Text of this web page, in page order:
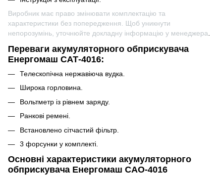
Виробник має право змінювати комплектацію та
характеристики без попередження. Щоб уникнути
непорозумінь, уточнюйте докладну інформацію у менеджера.
Переваги акумуляторного обприскувача
Енергомаш САТ-4016:
Телескопічна нержавіюча вудка.
Широка горловина.
Вольтметр із рівнем заряду.
Ранкові ремені.
Встановлено сітчастий фільтр.
3 форсунки у комплекті.
Основні характеристики акумуляторного
обприскувача Енергомаш САО-4016